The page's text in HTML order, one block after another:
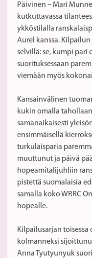
Päivinen – Mari
kutkuttavassa
ykköstilalla
Aurel kanssa.
selvillä: se, kumpi pari
suorituksessaan
viemään myös
Kansainvälinen
kukin omalla
samanaikaisesti
ensimmäisellä
turkulaisparia
muuttunut ja päivä
hopeamitalijuhliin
pistettä suomalaisia
samalla koko WRRC
hopealle.
Kilpailusarjan
kolmanneksi
Anna Tyutyunyuk